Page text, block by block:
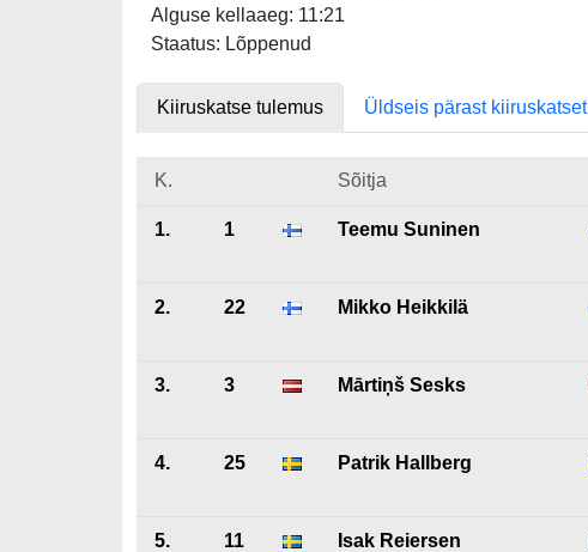
Alguse kellaaeg: 11:21
Staatus: Lõppenud
Kiiruskatse tulemus Üldseis pärast kiiruskatset
K. Sõitja
1. 1 Teemu Suninen
2. 22 Mikko Heikkilä
3. 3 Mārtiņš Sesks
4. 25 Patrik Hallberg
5. 11 Isak Reiersen